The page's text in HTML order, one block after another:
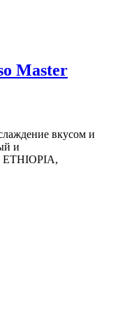
Master
вкусом и
и
ETHIOPIA,